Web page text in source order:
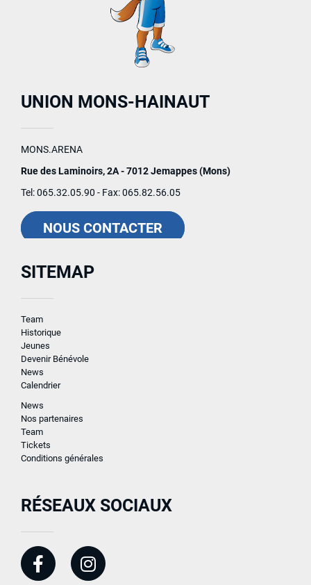
UNION MONS-HAINAUT
MONS.ARENA
Rue des Laminoirs, 2A - 7012 Jemappes (Mons)
Tel: 065.32.05.90 - Fax: 065.82.56.05
NOUS CONTACTER
SITEMAP
Team
Historique
Jeunes
Devenir Bénévole
News
Calendrier
News
Nos partenaires
Team
Tickets
Conditions générales
RÉSEAUX SOCIAUX